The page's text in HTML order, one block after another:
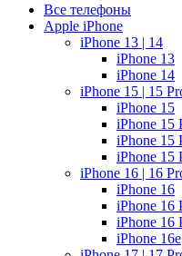
Все телефоны
Apple iPhone
iPhone 13 | 14
iPhone 13
iPhone 14
iPhone 15 | 15
iPhone 15
iPhone 15
iPhone 15
iPhone 15
iPhone 16 | 16
iPhone 16
iPhone 16
iPhone 16
iPhone 16e